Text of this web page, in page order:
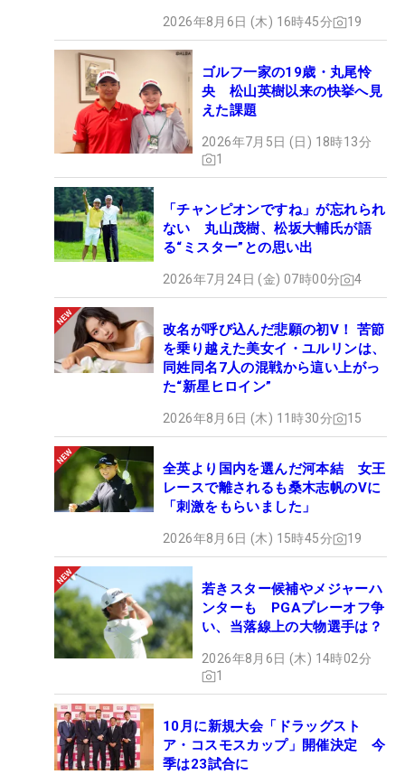
2026年8月6日 (木) 16時45分 19
ゴルフ一家の19歳・丸尾怜
央 松山英樹以来の快挙へ見
えた課題
2026年7月5日 (日) 18時13分
1
「チャンピオンですね」が忘れられ
ない 丸山茂樹、松坂大輔氏が語
る“ミスター”との思い出
2026年7月24日 (金) 07時00分 4
改名が呼び込んだ悲願の初V！ 苦節
を乗り越えた美女イ・ユルリンは、
同姓同名7人の混戦から這い上がっ
た“新星ヒロイン”
2026年8月6日 (木) 11時30分 15
全英より国内を選んだ河本結 女王
レースで離されるも桑木志帆のVに
「刺激をもらいました」
2026年8月6日 (木) 15時45分 19
若きスター候補やメジャーハ
ンターも PGAプレーオフ争
い、当落線上の大物選手は？
2026年8月6日 (木) 14時02分
1
10月に新規大会「ドラッグスト
ア・コスモスカップ」開催決定 今
季は23試合に